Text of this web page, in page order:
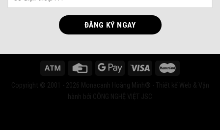
Copyright © 2001 - 2026 Monacanh Hoàng Minh® - Thiết kế Web & Vận
hành bởi CÔNG NGHỆ VIỆT JSC